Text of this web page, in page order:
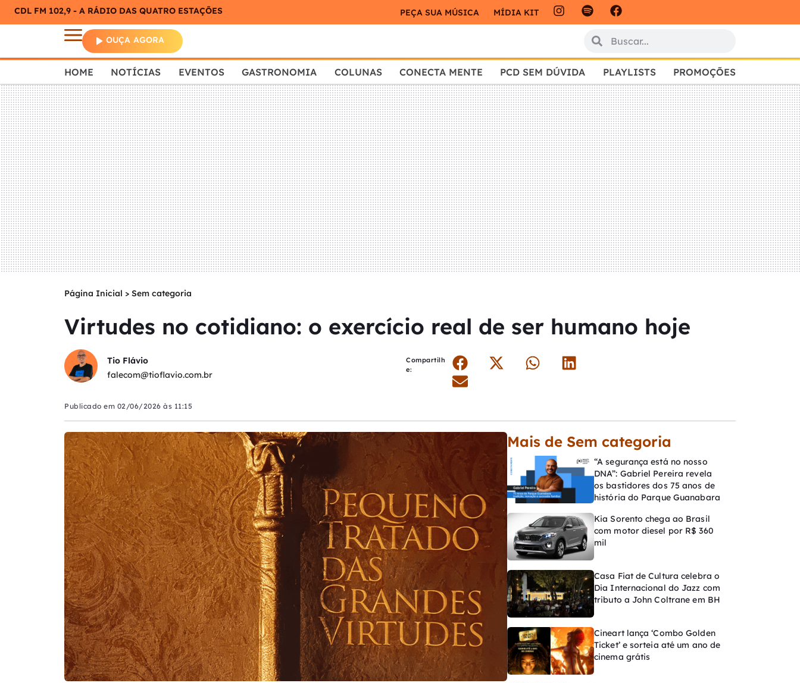
CDL FM 102,9 - A RÁDIO DAS QUATRO ESTAÇÕES PEÇA SUA MÚSICA MÍDIA KIT
OUÇA AGORA
HOME NOTÍCIAS EVENTOS GASTRONOMIA COLUNAS CONECTA MENTE PCD SEM DÚVIDA PLAYLISTS PROMOÇÕES
Página Inicial > Sem categoria
Virtudes no cotidiano: o exercício real de ser humano hoje
Tio Flávio
falecom@tioflavio.com.br
Compartilh
e:
Publicado em 02/06/2026 às 11:15
Mais de Sem categoria
“A segurança está no nosso
DNA”: Gabriel Pereira revela
os bastidores dos 75 anos de
história do Parque Guanabara
Kia Sorento chega ao Brasil
com motor diesel por R$ 360
mil
Casa Fiat de Cultura celebra o
Dia Internacional do Jazz com
tributo a John Coltrane em BH
Cineart lança ‘Combo Golden
Ticket’ e sorteia até um ano de
cinema grátis